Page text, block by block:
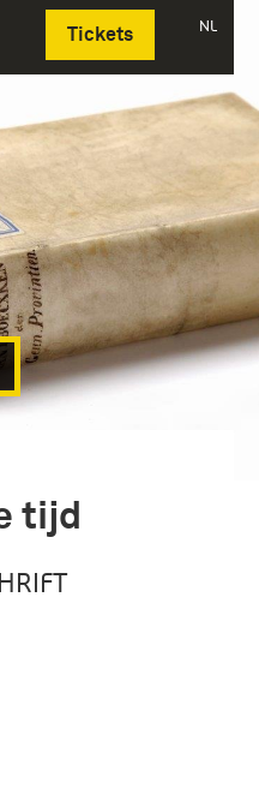
Tickets NL
Deutsch
tijd